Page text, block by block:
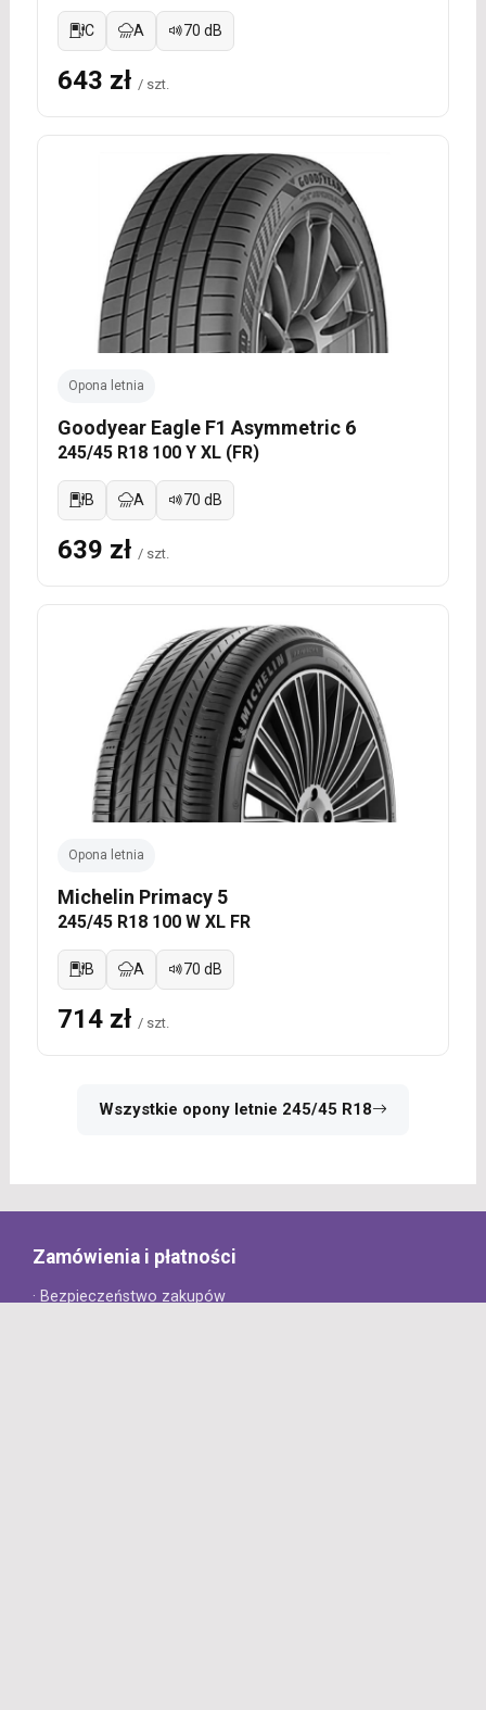
C A 70 dB
643 zł / szt.
Opona letnia
Goodyear Eagle F1 Asymmetric 6
245/45 R18 100 Y XL (FR)
B A 70 dB
639 zł / szt.
Opona letnia
Michelin Primacy 5
245/45 R18 100 W XL FR
B A 70 dB
714 zł / szt.
Wszystkie opony letnie 245/45 R18
Zamówienia i płatności
· Bezpieczeństwo zakupów